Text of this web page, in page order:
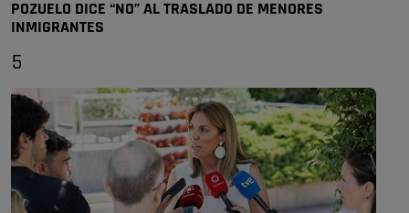
POZUELO DICE “NO” AL TRASLADO DE MENORES
INMIGRANTES
5